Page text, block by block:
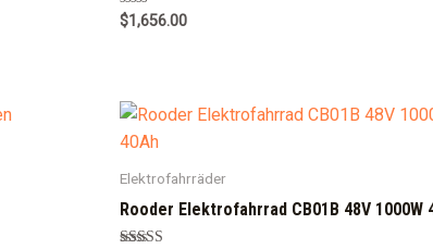
Rated
0
$1,656.00
Elektrofahrräder
Rooder Elektrofahrrad CB01B 48V 1000W